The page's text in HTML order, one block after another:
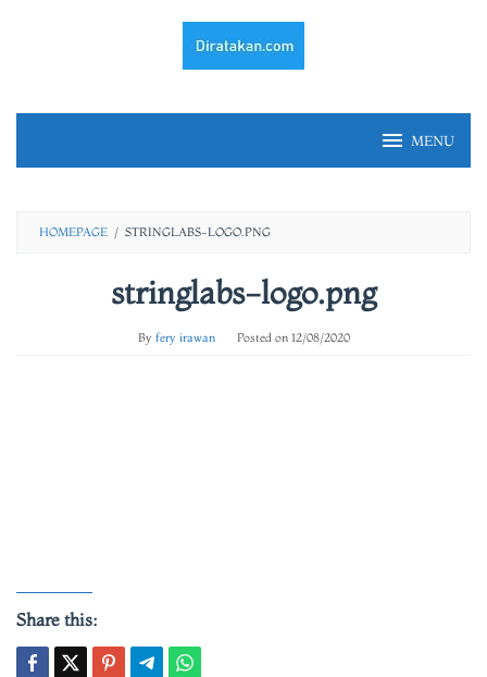
MENU
HOMEPAGE / STRINGLABS-LOGO.PNG
stringlabs-logo.png
By fery irawan Posted on 12/08/2020
Share this: